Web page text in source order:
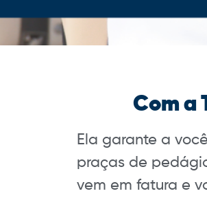
Com a
Ela garante a
praças de
vem em fatura e